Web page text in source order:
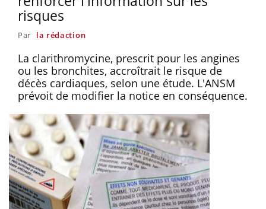
risques
Par la rédaction
La clarithromycine, prescrit pour les angines
ou les bronchites, accroîtrait le risque de
décès cardiaques, selon une étude. L'ANSM
prévoit de modifier la notice en conséquence.